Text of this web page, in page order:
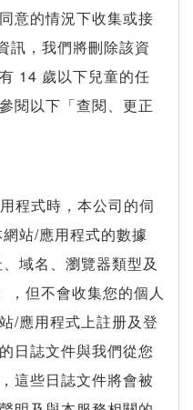
意的情況下收集或接
訊，我們將刪除該資
14 歲以下兒童的任
閱以下「查閱、更正
程式時，本公司的伺
站/應用程式的數據
域名、瀏覽器類型及
，但不會收集您的個人
/應用程式上註册及登
日誌文件與我們從您
這些日誌文件將會被